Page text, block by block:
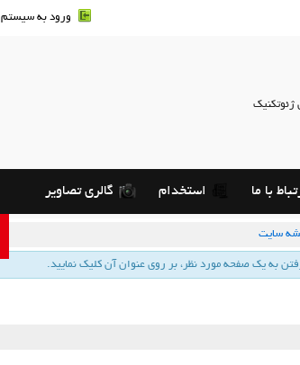
ورود به سيستم
ژئوتکنیک
با ما استخدام گالری تصاویر
سایت
به یك صفحه مورد نظر، بر روی عنوان آن كلیك نمایید.